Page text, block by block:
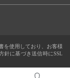
を使用しており、お客様
針に基づき送信時にSSL